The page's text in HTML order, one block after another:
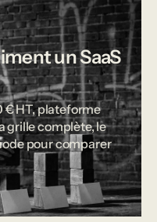
un SaaS
€ HT, plateforme
grille complète, le
pour comparer